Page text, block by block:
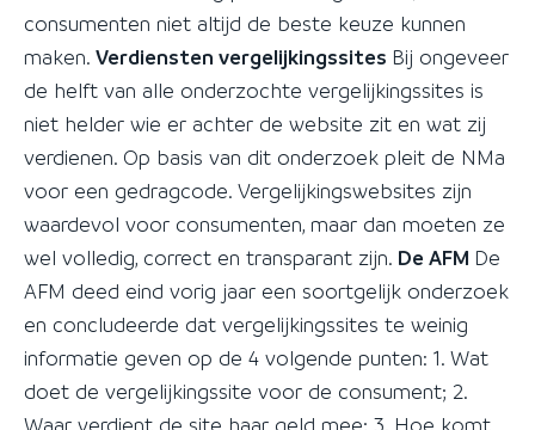
consumenten niet altijd de beste keuze kunnen
maken. Verdiensten vergelijkingssites Bij ongeveer
de helft van alle onderzochte vergelijkingssites is
niet helder wie er achter de website zit en wat zij
verdienen. Op basis van dit onderzoek pleit de NMa
voor een gedragcode. Vergelijkingswebsites zijn
waardevol voor consumenten, maar dan moeten ze
wel volledig, correct en transparant zijn. De AFM De
AFM deed eind vorig jaar een soortgelijk onderzoek
en concludeerde dat vergelijkingssites te weinig
informatie geven op de 4 volgende punten: 1. Wat
doet de vergelijkingssite voor de consument; 2.
Waar verdient de site haar geld mee; 3. Hoe komt